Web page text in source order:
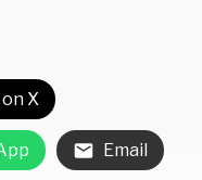
X
Email